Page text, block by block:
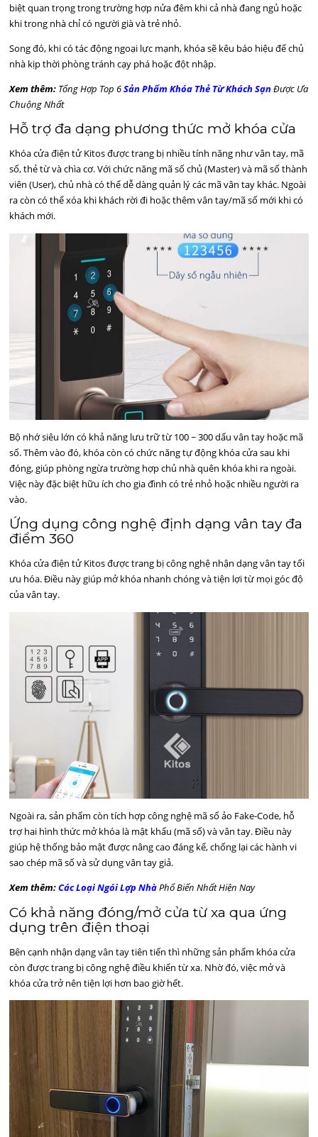
biệt quan trọng trong trường hợp nửa đêm khi cả nhà đang ngủ hoặc
khi trong nhà chỉ có người già và trẻ nhỏ.
Song đó, khi có tác động ngoại lực mạnh, khóa sẽ kêu báo hiệu để chủ
nhà kịp thời phòng tránh cạy phá hoặc đột nhập.
Xem thêm: Tổng Hợp Top 6Sản Phẩm Khóa Thẻ Từ Khách SạnĐược Ưa
Chuộng Nhất
Hỗ trợ đa dạng phương thức mở khóa cửa
Khóa cửa điện tử Kitos được trang bị nhiều tính năng như vân tay, mã
số, thẻ từ và chìa cơ. Với chức năng mã số chủ (Master) và mã số thành
viên (User), chủ nhà có thể dễ dàng quản lý các mã vân tay khác. Ngoài
ra còn có thể xóa khi khách rời đi hoặc thêm vân tay/mã số mới khi có
khách mới.
Bộ nhớ siêu lớn có khả năng lưu trữ từ 100 ~ 300 dấu vân tay hoặc mã
số. Thêm vào đó, khóa còn có chức năng tự động khóa cửa sau khi
đóng, giúp phòng ngừa trường hợp chủ nhà quên khóa khi ra ngoài.
Việc này đặc biệt hữu ích cho gia đình có trẻ nhỏ hoặc nhiều người ra
vào.
Ứng dụng công nghệ định dạng vân tay đa
điểm 360
Khóa cửa điện tử Kitos được trang bị công nghệ nhận dạng vân tay tối
ưu hóa. Điều này giúp mở khóa nhanh chóng và tiện lợi từ mọi góc độ
của vân tay.
Ngoài ra, sản phẩm còn tích hợp công nghệ mã số ảo Fake-Code, hỗ
trợ hai hình thức mở khóa là mật khẩu (mã số) và vân tay. Điều này
giúp hệ thống bảo mật được nâng cao đáng kể, chống lại các hành vi
sao chép mã số và sử dụng vân tay giả.
Xem thêm:Các Loại Ngói Lợp NhàPhổ Biến Nhất Hiện Nay
Có khả năng đóng/mở cửa từ xa qua ứng
dụng trên điện thoại
Bên cạnh nhận dạng vân tay tiên tiến thì những sản phẩm khóa cửa
còn được trang bị công nghệ điều khiển từ xa. Nhờ đó, việc mở và
khóa cửa trở nên tiện lợi hơn bao giờ hết.